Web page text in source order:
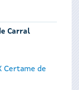
Carral
Certame de